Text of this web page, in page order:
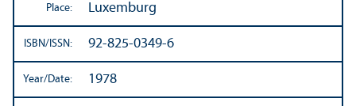
Place: Luxemburg
ISBN/ISSN: 92-825-0349-6
Year/Date: 1978